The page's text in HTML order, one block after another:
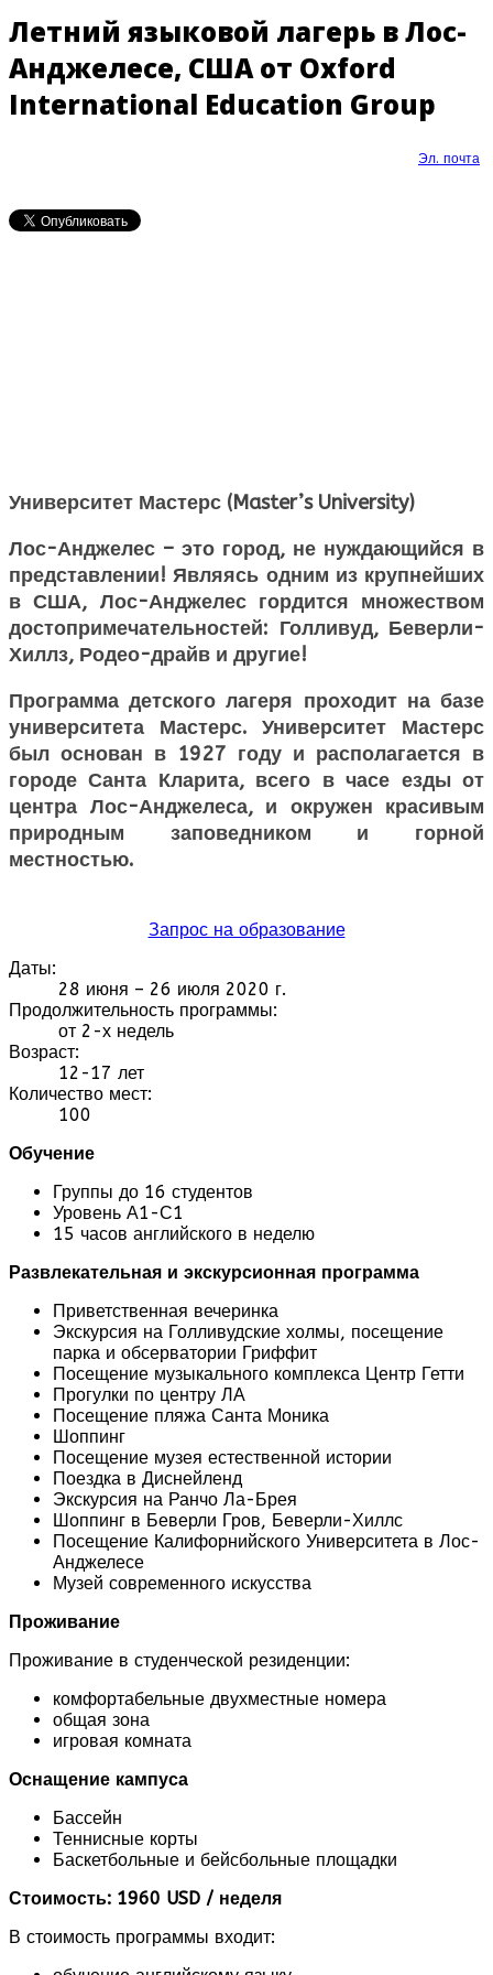
Летний языковой лагерь в Лос-
Анджелесе, США от Oxford
International Education Group
Эл. почта
Университет Мастерс (Master’s University)
Лос-Анджелес – это город, не нуждающийся в
представлении! Являясь одним из крупнейших
в США, Лос-Анджелес гордится множеством
достопримечательностей: Голливуд, Беверли-
Хиллз, Родео-драйв и другие!
Программа детского лагеря проходит на базе
университета Мастерс. Университет Мастерс
был основан в 1927 году и располагается в
городе Санта Кларита, всего в часе езды от
центра Лос-Анджелеса, и окружен красивым
природным заповедником и горной
местностью.
Запрос на образование
Даты:
28 июня – 26 июля 2020 г.
Продолжительность программы:
от 2-х недель
Возраст:
12-17 лет
Количество мест:
100
Обучение
Группы до 16 студентов
Уровень А1-С1
15 часов английского в неделю
Развлекательная и экскурсионная программа
Приветственная вечеринка
Экскурсия на Голливудские холмы, посещение
парка и обсерватории Гриффит
Посещение музыкального комплекса Центр Гетти
Прогулки по центру ЛА
Посещение пляжа Санта Моника
Шоппинг
Посещение музея естественной истории
Поездка в Диснейленд
Экскурсия на Ранчо Ла-Брея
Шоппинг в Беверли Гров, Беверли-Хиллс
Посещение Калифорнийского Университета в Лос-
Анджелесе
Музей современного искусства
Проживание
Проживание в студенческой резиденции:
комфортабельные двухместные номера
общая зона
игровая комната
Оснащение кампуса
Бассейн
Теннисные корты
Баскетбольные и бейсбольные площадки
Стоимость: 1960 USD / неделя
В стоимость программы входит: